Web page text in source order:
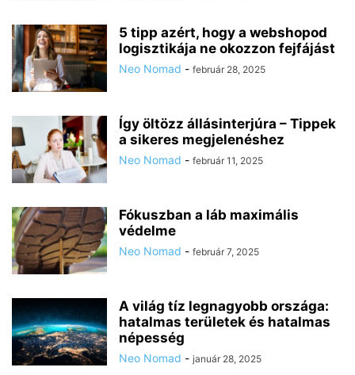
5 tipp azért, hogy a webshopod
logisztikája ne okozzon fejfájást
Neo Nomad - február 28, 2025
Így öltözz állásinterjúra – Tippek
a sikeres megjelenéshez
Neo Nomad - február 11, 2025
Fókuszban a láb maximális
védelme
Neo Nomad - február 7, 2025
A világ tíz legnagyobb országa:
hatalmas területek és hatalmas
népesség
Neo Nomad - január 28, 2025